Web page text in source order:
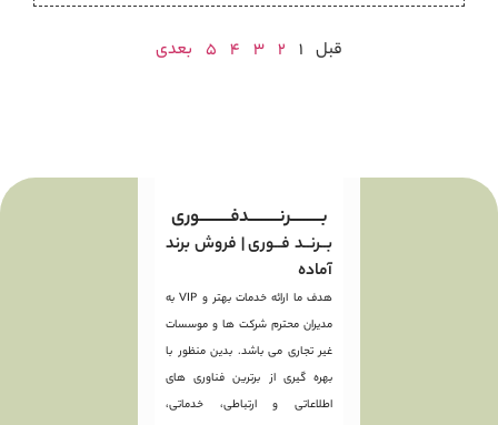
قبل 1
2
3
4
5 بعدی
بـــــــــرنـــــــــدفـــــــــوری
بــرنــد فــوری | فروش برند
آماده
هدف ما ارائه خدمات بهتر و VIP به
مدیران محترم شرکت ها و موسسات
غیر تجاری می باشد. بدین منظور با
بهره گیری از برترین فناوری های
اطلاعاتی و ارتباطی، خدماتی،